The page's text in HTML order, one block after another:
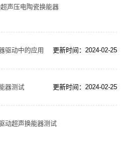
声压电陶瓷换能器
驱动中的应用 更新时间：2024-02-25
器测试 更新时间：2024-02-25
动超声换能器测试